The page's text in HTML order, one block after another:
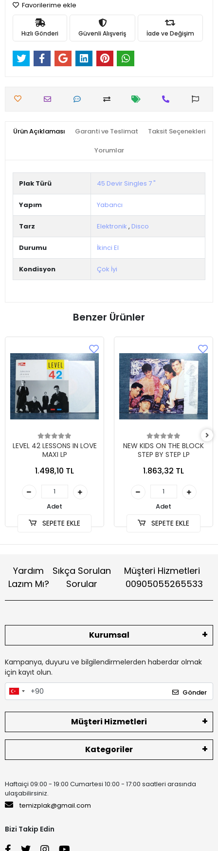
Favorilerime ekle
Hızlı Gönderi Güvenli Alışveriş İade ve Değişim
Ürün Açıklaması Garanti ve Teslimat Taksit Seçenekleri
Yorumlar
Plak Türü 45 Devir Singles 7 "
Yapım Yabancı
Tarz Elektronik , Disco
Durumu İkinci El
Kondisyon Çok İyi
Benzer Ürünler
LEVEL 42 LESSONS IN LOVE
MAXI LP
1.498,10 TL
Adet
SEPETE EKLE
NEW KIDS ON THE BLOCK
STEP BY STEP LP
1.863,32 TL
Adet
SEPETE EKLE
Yardım
Lazım Mı?
Sıkça Sorulan
Sorular
Müşteri Hizmetleri
00905055265533
Kurumsal
Kampanya, duyuru ve bilgilendirmelerden haberdar olmak
için kayıt olun.
Gönder
Müşteri Hizmetleri
Kategoriler
Haftaiçi 09:00 - 19:00 Cumartesi 10:00 - 17:00 saatleri arasında
ulaşabilirsiniz.
temizplak@gmail.com
Bizi Takip Edin